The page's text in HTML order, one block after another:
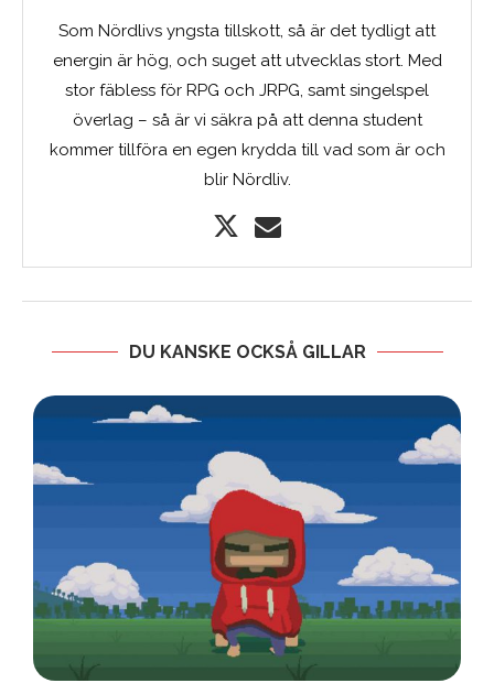
Som Nördlivs yngsta tillskott, så är det tydligt att
energin är hög, och suget att utvecklas stort. Med
stor fäbless för RPG och JRPG, samt singelspel
överlag – så är vi säkra på att denna student
kommer tillföra en egen krydda till vad som är och
blir Nördliv.
DU KANSKE OCKSÅ GILLAR